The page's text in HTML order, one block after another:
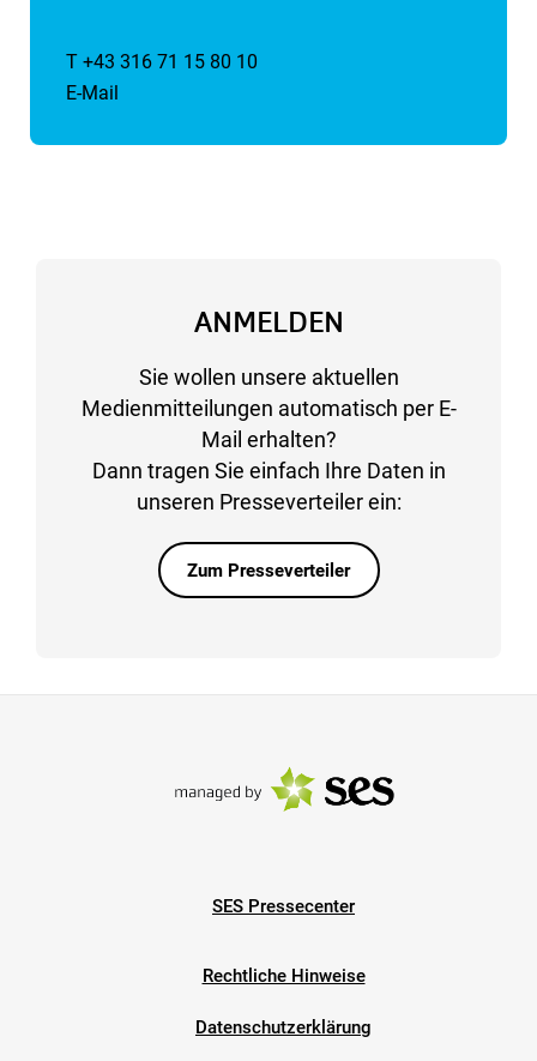
T +43 316 71 15 80 10
E-Mail
ANMELDEN
Sie wollen unsere aktuellen
Medienmitteilungen automatisch per E-
Mail erhalten?
Dann tragen Sie einfach Ihre Daten in
unseren Presseverteiler ein:
Zum Presseverteiler
SES Pressecenter
Rechtliche Hinweise
Datenschutzerklärung